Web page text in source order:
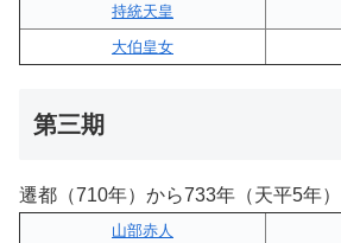
持統天皇
大伯皇女
第三期
遷都（710年）から733年（天平5年）
山部赤人